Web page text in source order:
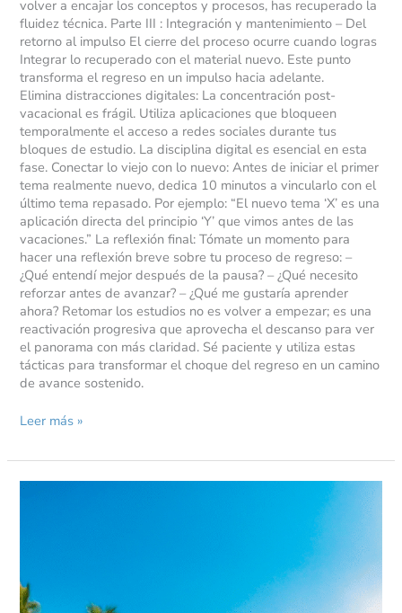
volver a encajar los conceptos y procesos, has recuperado la
fluidez técnica. Parte III : Integración y mantenimiento – Del
retorno al impulso El cierre del proceso ocurre cuando logras
Integrar lo recuperado con el material nuevo. Este punto
transforma el regreso en un impulso hacia adelante.
Elimina distracciones digitales: La concentración post-
vacacional es frágil. Utiliza aplicaciones que bloqueen
temporalmente el acceso a redes sociales durante tus
bloques de estudio. La disciplina digital es esencial en esta
fase. Conectar lo viejo con lo nuevo: Antes de iniciar el primer
tema realmente nuevo, dedica 10 minutos a vincularlo con el
último tema repasado. Por ejemplo: “El nuevo tema ‘X’ es una
aplicación directa del principio ‘Y’ que vimos antes de las
vacaciones.” La reflexión final: Tómate un momento para
hacer una reflexión breve sobre tu proceso de regreso: –
¿Qué entendí mejor después de la pausa? – ¿Qué necesito
reforzar antes de avanzar? – ¿Qué me gustaría aprender
ahora? Retomar los estudios no es volver a empezar; es una
reactivación progresiva que aprovecha el descanso para ver
el panorama con más claridad. Sé paciente y utiliza estas
tácticas para transformar el choque del regreso en un camino
de avance sostenido.
Leer más »
Cómo
las
vacaciones